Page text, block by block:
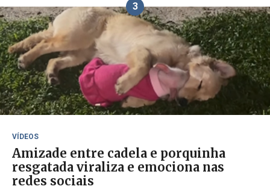
3
VÍDEOS
Amizade entre cadela e porquinha
resgatada viraliza e emociona nas
redes sociais